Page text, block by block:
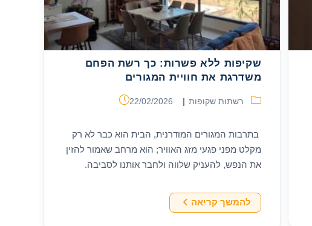
שקיפות ללא פשרות: כך רשת הפחם
משדרגת את חוויית המגורים
קטגוריה:רשתות שקופות פורסם:
22/02/2026
בתרבות המגורים המודרנית, הבית הוא כבר לא רק
מקלט מפני פגעי מזג האוויר; הוא מרחב שאמור להזין
את הנפש, להעניק שלווה ולחבר אותנו לסביבה.
להמשך קריאהשקיפות
ללא